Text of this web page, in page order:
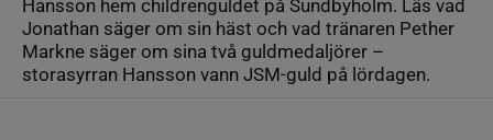
Hansson hem childrenguldet på Sundbyholm. Läs vad
Jonathan säger om sin häst och vad tränaren Pether
Markne säger om sina två guldmedaljörer –
storasyrran Hansson vann JSM-guld på lördagen.